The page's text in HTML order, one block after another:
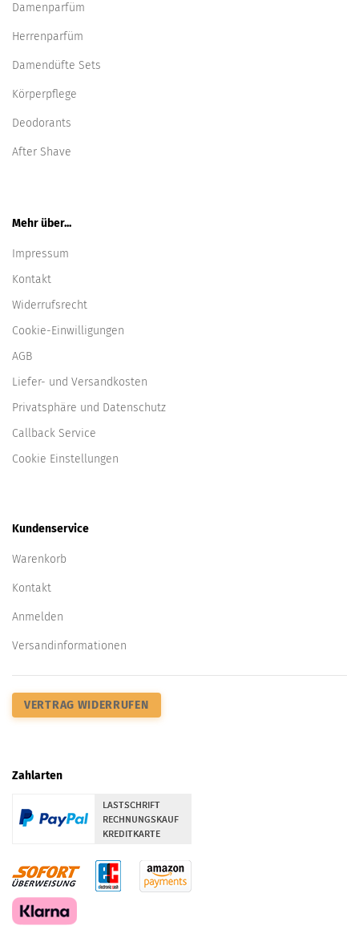
Damenparfüm
Herrenparfüm
Damendüfte Sets
Körperpflege
Deodorants
After Shave
Mehr über...
Impressum
Kontakt
Widerrufsrecht
Cookie-Einwilligungen
AGB
Liefer- und Versandkosten
Privatsphäre und Datenschutz
Callback Service
Cookie Einstellungen
Kundenservice
Warenkorb
Kontakt
Anmelden
Versandinformationen
VERTRAG WIDERRUFEN
Zahlarten